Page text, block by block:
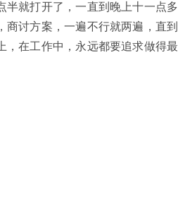
半就打开了，一直到晚上十一点多
讨方案，一遍不行就两遍，直到
，在工作中，永远都要追求做得最